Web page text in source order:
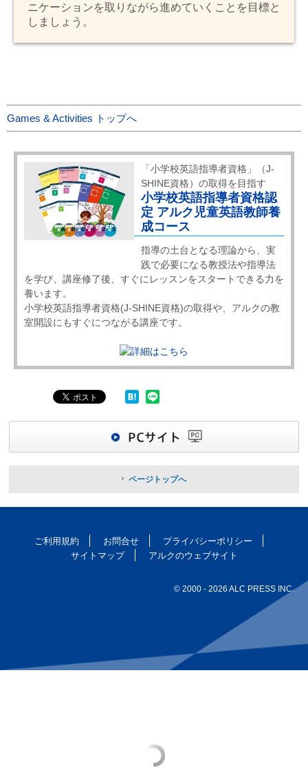
ニケーションを取りながら進めていくことを目標と
しましょう。
Games & Activities トップへ
「小学校英語指導者資格」（J-
SHINE資格）の取得を目指す
小学校英語指導者資格認
定 アルク児童英語教師養
成コース
指導の土台となる理論から、実
践で必要になる教授法や指導法
を学び、講座修了後、すぐにレッスンをスタートできる力を
養います。
小学校英語指導者資格(J-SHINE資格)の取得や、アルクの教
室開設にもすぐにつながる講座です。
ページトップへ
ご利用規約 お問合せ
プライバシーポリシー
サイトマップ
アルクのウェブサイト
© 2000 - 2026 ALC PRESS INC.